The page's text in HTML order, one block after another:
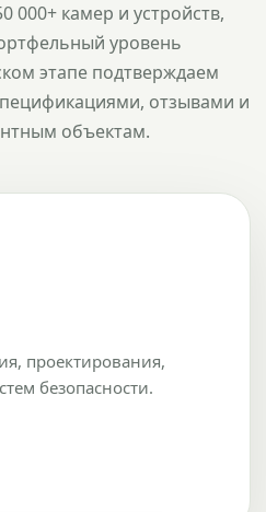
000+ камер и устройств,
уровень
этапе подтверждаем
отзывами и
объектам.
проектирования,
безопасности.